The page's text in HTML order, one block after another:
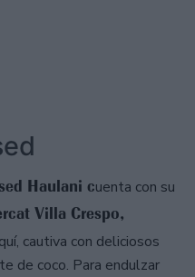
Haulani cuenta con su
Villa Crespo,
cautiva con deliciosos
de coco. Para endulzar